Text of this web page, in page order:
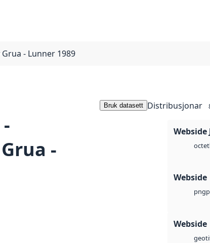
- Lunner 1989
-
Bruk datasett Distribusjonar
Webside
octet
Webside
png
Webside